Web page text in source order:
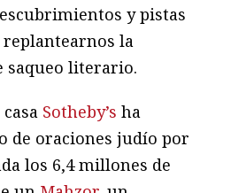
y pistas
la
saqueo literario.
Sotheby’s ha
de oraciones judío por
los 6,4 millones de